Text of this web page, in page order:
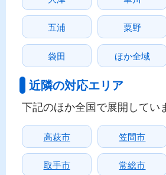
五浦 粟野
袋田 ほか全域
近隣の対応エリア
下記のほか全国で展開してい
高萩市 笠間市
取手市 常総市